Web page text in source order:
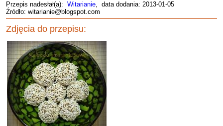
Przepis nadesłał(a): Witarianie, data dodania: 2013-01-05
Źródło: witarianie@blogspot.com
Zdjęcia do przepisu: